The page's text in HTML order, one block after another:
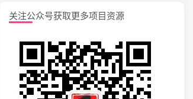
关注公众号获取更多项目资源